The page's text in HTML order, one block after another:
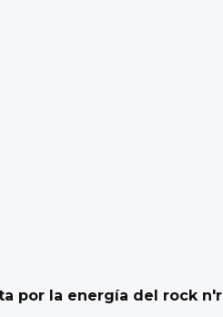
por la energía del rock